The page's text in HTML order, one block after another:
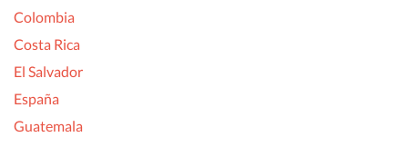
Colombia
Costa Rica
El Salvador
España
Guatemala